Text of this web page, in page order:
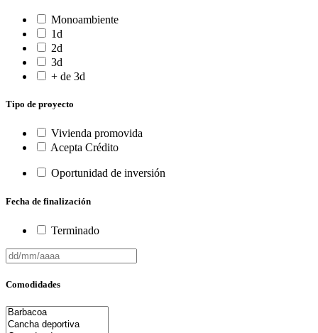
Monoambiente
1d
2d
3d
+ de 3d
Tipo de proyecto
Vivienda promovida
Acepta Crédito
Oportunidad de inversión
Fecha de finalización
Terminado
Comodidades